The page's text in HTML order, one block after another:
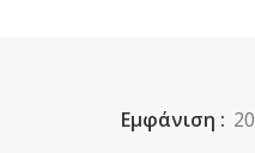
Εμφάνιση 20